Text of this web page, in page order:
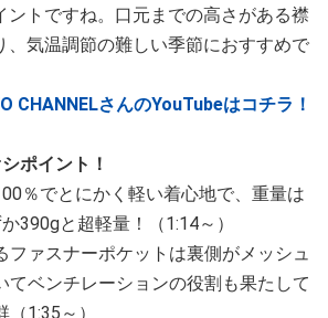
ントですね。口元までの高さがある襟
、気温調節の難しい季節におすすめで
CHANNELさんのYouTubeはコチラ！
ポイント！
％でとにかく軽い着心地で、重量は
390gと超軽量！（1:14～）
ファスナーポケットは裏側がメッシュ
てベンチレーションの役割も果たして
1:35～）